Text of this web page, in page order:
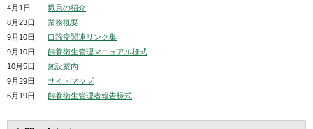
4月1日
職員の紹介
8月23日
業務概要
9月10日
口蹄疫関連リンク集
9月10日
飼養衛生管理マニュアル様式
10月5日
施設案内
9月29日
サイトマップ
6月19日
飼養衛生管理者報告様式